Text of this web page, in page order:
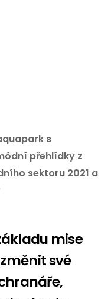
s
přehlídky z
sektoru 2021 a
mise
své